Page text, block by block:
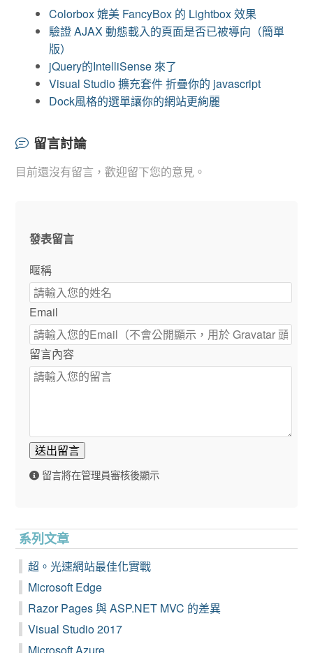
Colorbox 媲美 FancyBox 的 Lightbox 效果
驗證 AJAX 動態載入的頁面是否已被導向（簡單
版）
jQuery的IntelliSense 來了
Visual Studio 擴充套件 折疊你的 javascript
Dock風格的選單讓你的網站更絢麗
留言討論
目前還沒有留言，歡迎留下您的意見。
發表留言
暱稱
Email
留言內容
送出留言
留言將在管理員審核後顯示
系列文章
超。光速網站最佳化實戰
Microsoft Edge
Razor Pages 與 ASP.NET MVC 的差異
Visual Studio 2017
Microsoft Azure